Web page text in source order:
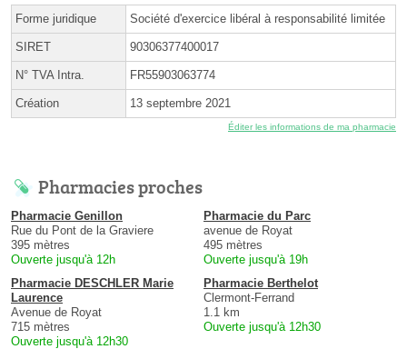
Forme juridique Société d'exercice libéral à responsabilité limitée
SIRET 90306377400017
N° TVA Intra. FR55903063774
Création 13 septembre 2021
Éditer les informations de ma pharmacie
Pharmacies proches
Pharmacie Genillon
Rue du Pont de la Graviere
395 mètres
Ouverte jusqu'à 12h
Pharmacie du Parc
avenue de Royat
495 mètres
Ouverte jusqu'à 19h
Pharmacie DESCHLER Marie
Laurence
Avenue de Royat
715 mètres
Ouverte jusqu'à 12h30
Pharmacie Berthelot
Clermont-Ferrand
1.1 km
Ouverte jusqu'à 12h30